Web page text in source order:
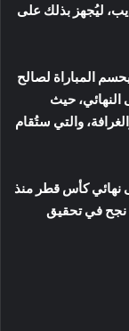
ليُجهز بذلك على
موخيكا ثلاثية السد في الدقيقة 82، ليحسم المباراة لصالح
النهائي، حيث
والتي ستُقام
نهائي كأس قطر منذ
الحالي عام 2014، وقد نجح في تحقيق